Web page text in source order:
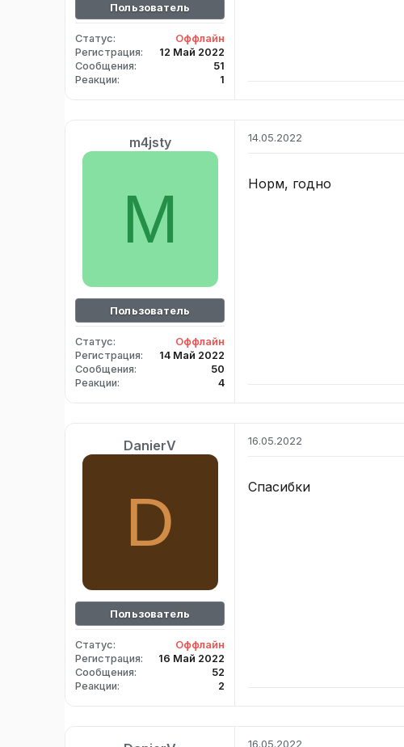
Пользователь
Статус
Оффлайн
Регистрация
12 Май 2022
Сообщения
51
Реакции
1
m4jsty
M
Пользователь
Статус
Оффлайн
Регистрация
14 Май 2022
Сообщения
50
Реакции
4
14.05.2022
Норм, годно
DanierV
D
Пользователь
Статус
Оффлайн
Регистрация
16 Май 2022
Сообщения
52
Реакции
2
16.05.2022
Спасибки
16.05.2022